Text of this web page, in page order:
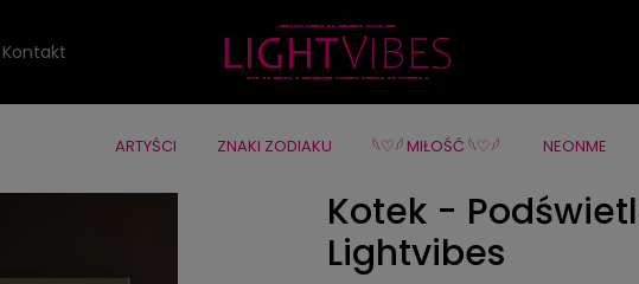
Kontakt
ARTYŚCI ZNAKI ZODIAKU ‪‪𓆩♡𓆪 MIŁOŚĆ 𓆩♡𓆪 ‪ NEONME
Zwierzaczkowa ferajna Kotek - Podświetlany obraz led Lightvibes
Kotek -
Lightvibes